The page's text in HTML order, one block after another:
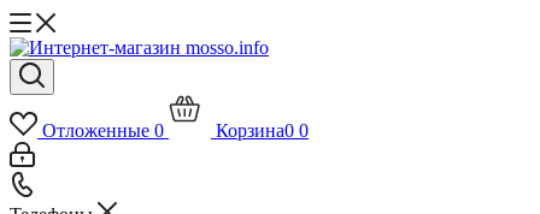
Отложенные 0 Корзина0 0